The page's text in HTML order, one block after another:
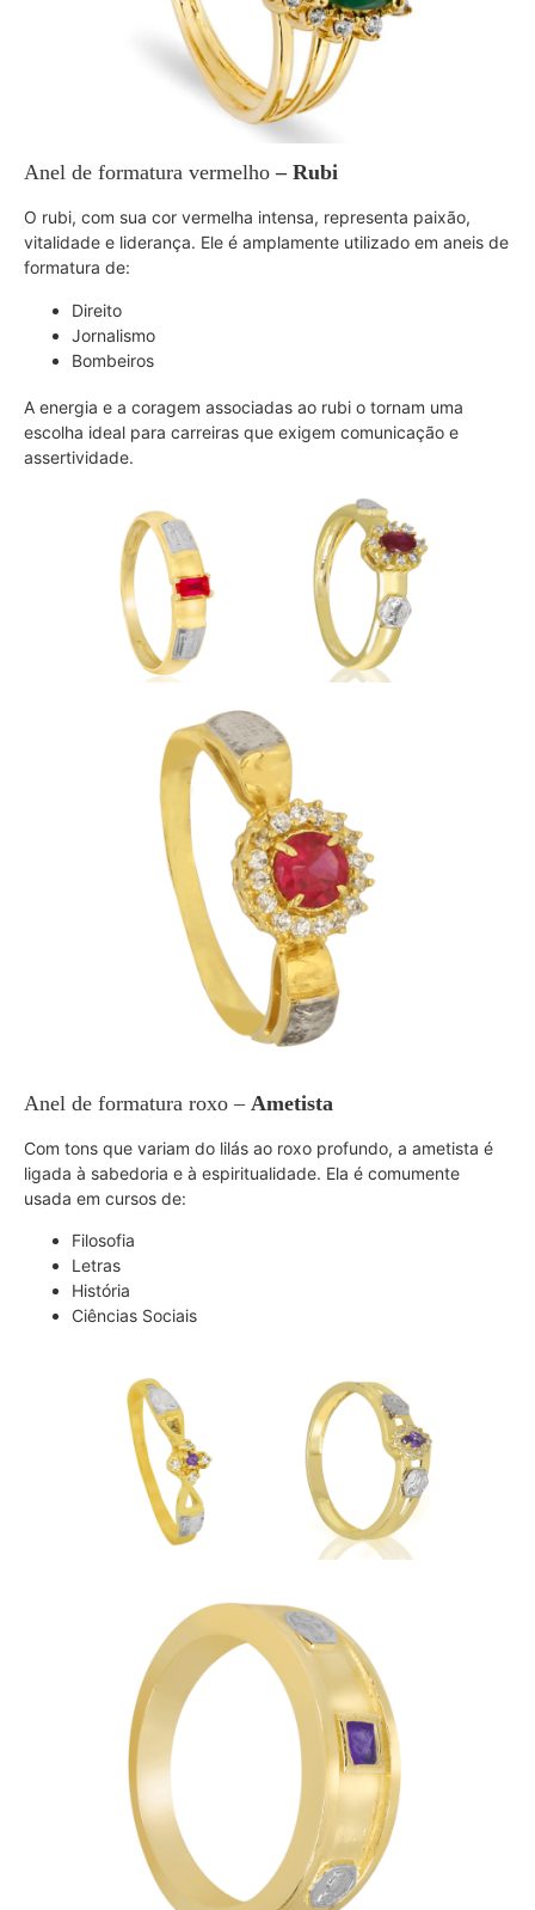
Anel de formatura vermelho – Rubi
O rubi, com sua cor vermelha intensa, representa paixão,
vitalidade e liderança. Ele é amplamente utilizado em aneis de
formatura de:
Direito
Jornalismo
Bombeiros
A energia e a coragem associadas ao rubi o tornam uma
escolha ideal para carreiras que exigem comunicação e
assertividade.
Anel de formatura roxo – Ametista
Com tons que variam do lilás ao roxo profundo, a ametista é
ligada à sabedoria e à espiritualidade. Ela é comumente
usada em cursos de:
Filosofia
Letras
História
Ciências Sociais